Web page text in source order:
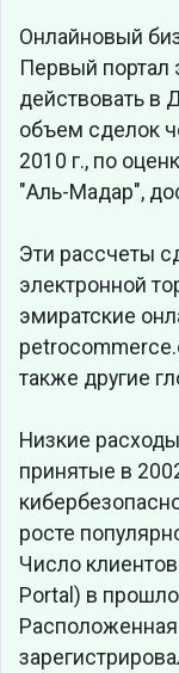
Онлайновый
Первый портал
действовать в
объем сделок
2010 г., по
"Аль-Мадар",
Эти рассчеты
электронной
эмиратские
также другие
Низкие
принятые в
росте
Число
Portal) в